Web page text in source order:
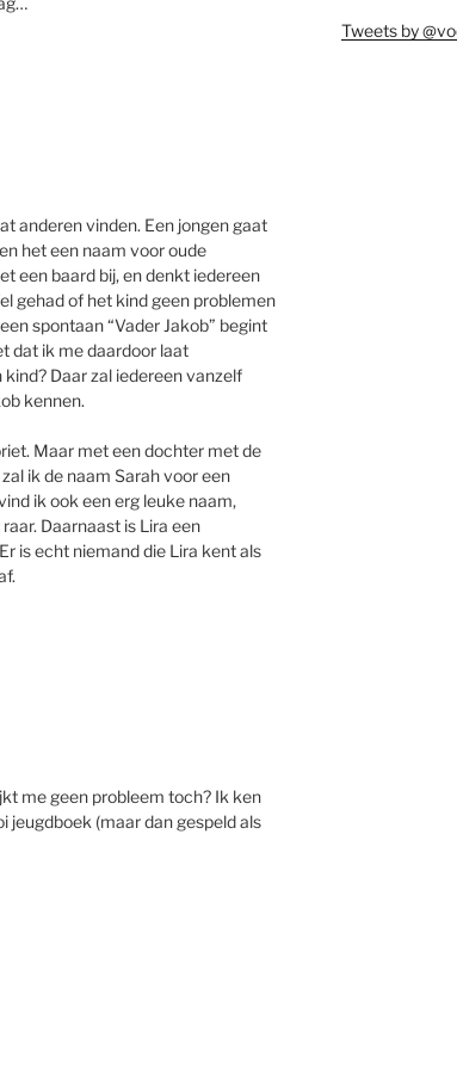
anderen vinden. Een jongen gaat
het een naam voor oude
een baard bij, en denkt iedereen
gehad of het kind geen problemen
spontaan “Vader Jakob” begint
dat ik me daardoor laat
Daar zal iedereen vanzelf
kennen.
Maar met een dochter met de
ik de naam Sarah voor een
ik ook een erg leuke naam,
Daarnaast is Lira een
is echt niemand die Lira kent als
me geen probleem toch? Ik ken
jeugdboek (maar dan gespeld als
Tweets by